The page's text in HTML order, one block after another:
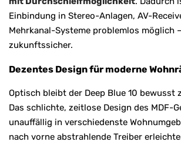
Einbindung in Stereo-Anlagen, AV-
Mehrkanal-Systeme problemlos möglich
zukunftssicher.
Dezentes Design für moderne
Optisch bleibt der Deep Blue 10 bewusst
Das schlichte, zeitlose Design des MDF-
unauffällig in verschiedenste
nach vorne abstrahlende Treiber